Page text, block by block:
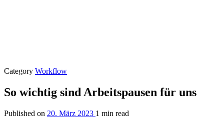
Category Workflow
So wichtig sind Arbeitspausen für uns
Published on 20. März 2023 1 min read